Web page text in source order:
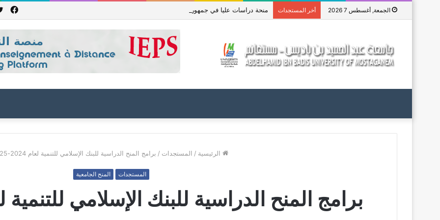
الجمعة, أغسطس 7 2026 أخر المستجدات منحة دراسات عليا في جمهورية باكستان الإسلامية للعام الدراسي 2027/2026
الرئيسية / المستجدات / برامج المنح الدراسية للبنك الإسلامي للتنمية لعام 2024-2025
المستجدات المنح الجامعية
برامج المنح الدراسية للبنك الإسلامي للتنمية لعام